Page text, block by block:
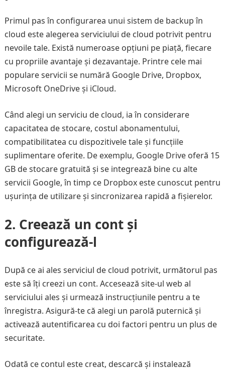
Primul pas în configurarea unui sistem de backup în
cloud este alegerea serviciului de cloud potrivit pentru
nevoile tale. Există numeroase opțiuni pe piață, fiecare
cu propriile avantaje și dezavantaje. Printre cele mai
populare servicii se numără Google Drive, Dropbox,
Microsoft OneDrive și iCloud.
Când alegi un serviciu de cloud, ia în considerare
capacitatea de stocare, costul abonamentului,
compatibilitatea cu dispozitivele tale și funcțiile
suplimentare oferite. De exemplu, Google Drive oferă 15
GB de stocare gratuită și se integrează bine cu alte
servicii Google, în timp ce Dropbox este cunoscut pentru
ușurința de utilizare și sincronizarea rapidă a fișierelor.
2. Creează un cont și
configurează-l
După ce ai ales serviciul de cloud potrivit, următorul pas
este să îți creezi un cont. Accesează site-ul web al
serviciului ales și urmează instrucțiunile pentru a te
înregistra. Asigură-te că alegi un parolă puternică și
activează autentificarea cu doi factori pentru un plus de
securitate.
Odată ce contul este creat, descarcă și instalează